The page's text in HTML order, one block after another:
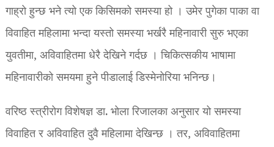
गाह्रो हुन्छ भने त्यो एक किसिमको समस्या हो । उमेर पुगेका पाका वा
विवाहित महिलामा भन्दा यस्तो समस्या भर्खरै महिनावारी सुरु भएका
युवतीमा, अविवाहितमा धेरै देखिने गर्दछ । चिकित्सकीय भाषामा
महिनावारीको समयमा हुने पीडालाई डिस्मेनोरिया भनिन्छ।
वरिष्ठ स्त्रीरोग विशेषज्ञ डा. भोला रिजालका अनुसार यो समस्या
विवाहित र अविवाहित दुवै महिलामा देखिन्छ । तर, अविवाहितमा